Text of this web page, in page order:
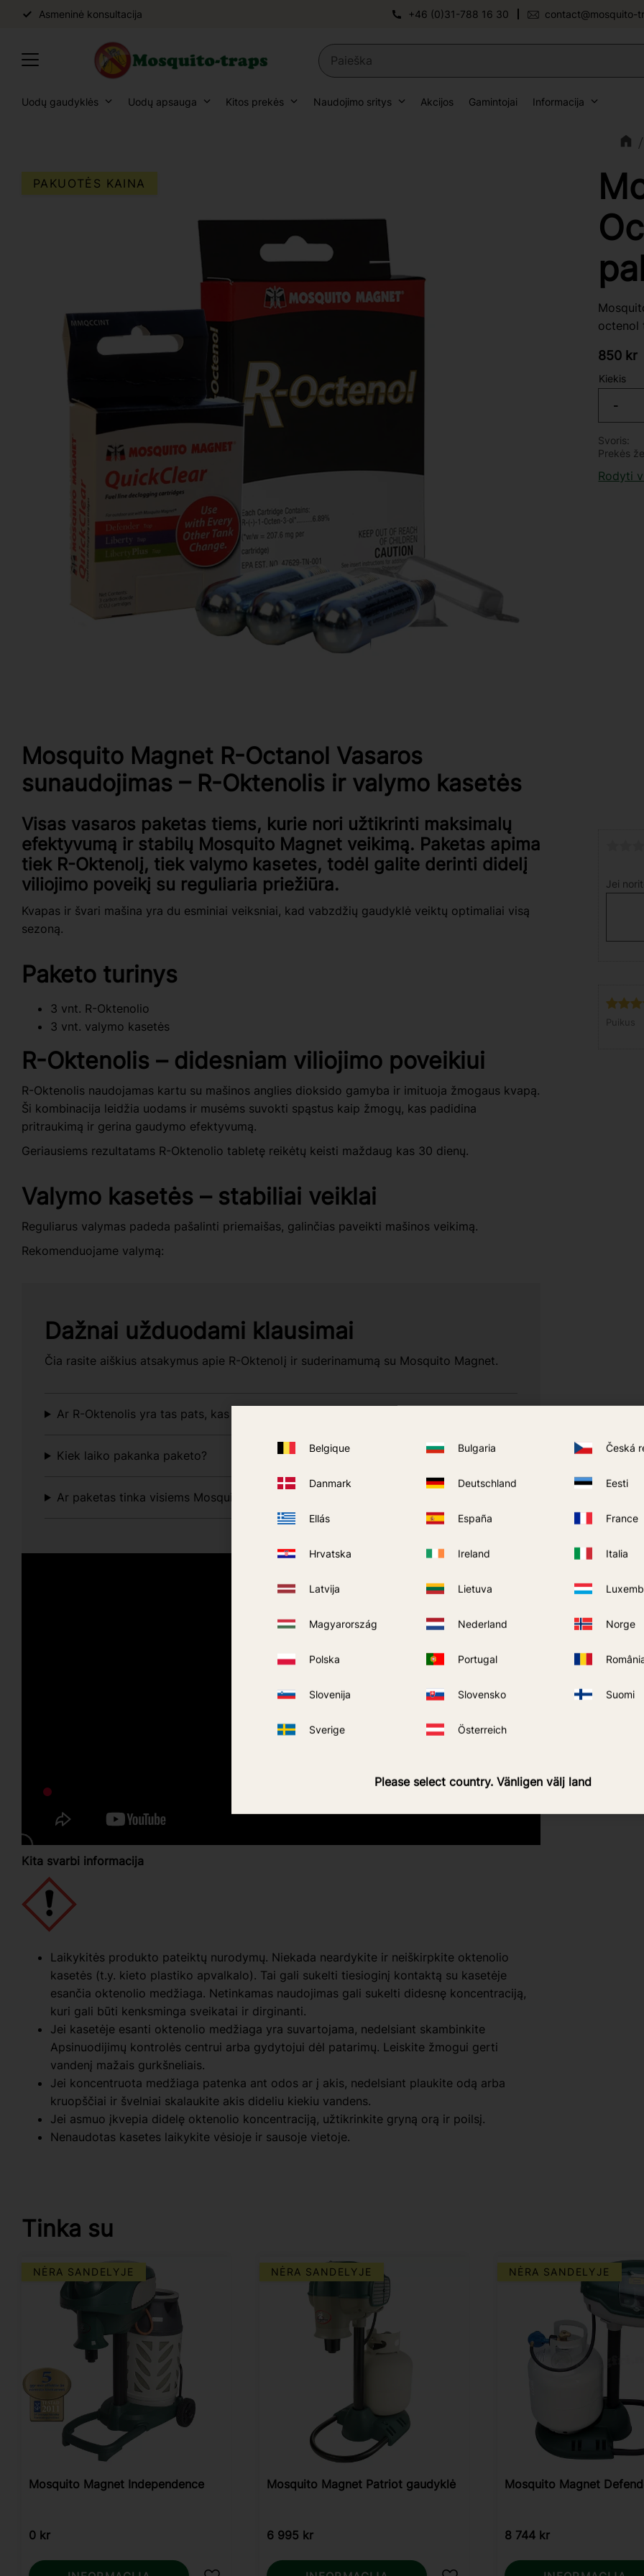
Asmeninė konsultacija +46 (0)31-788 16 30 contact@mosquito-
Belgique Bulgaria Česká
Danmark Deutschland Eesti
Ellás España France
Hrvatska Ireland Italia
Latvija Lietuva
Magyarország Nederland Norge
Polska Portugal
Slovenija Slovensko Suomi
Sverige Österreich
Please select country. Vänligen välj land
Uodų gaudyklės Uodų apsauga Kitos prekės Naudojimo sritys Akcijos Gamintojai Informacija
PAKUOTĖS KAINA
octenol
850 kr
Kiekis
-
Svoris
Prekės
Rodyti
Mosquito Magnet R-Octanol Vasaros
sunaudojimas – R-Oktenolis ir valymo kasetės
Visas vasaros paketas tiems, kurie nori užtikrinti maksimalų
efektyvumą ir stabilų Mosquito Magnet veikimą. Paketas apima
tiek R-Oktenolį, tiek valymo kasetes, todėl galite derinti didelį
viliojimo poveikį su reguliaria priežiūra.
Kvapas ir švari mašina yra du esminiai veiksniai, kad vabzdžių gaudyklė veiktų optimaliai visą
sezoną.
Paketo turinys
3 vnt. R-Oktenolio
3 vnt. valymo kasetės
R-Oktenolis – didesniam viliojimo poveikiui
R-Oktenolis naudojamas kartu su mašinos anglies dioksido gamyba ir imituoja žmogaus kvapą.
Ši kombinacija leidžia uodams ir musėms suvokti spąstus kaip žmogų, kas padidina
pritraukimą ir gerina gaudymo efektyvumą.
Geriausiems rezultatams R-Oktenolio tabletę reikėtų keisti maždaug kas 30 dienų.
Valymo kasetės – stabiliai veiklai
Reguliarus valymas padeda pašalinti priemaišas, galinčias paveikti mašinos veikimą.
Rekomenduojame valymą:
Dažnai užduodami klausimai
Čia rasite aiškius atsakymus apie R-Oktenolį ir suderinamumą su Mosquito Magnet.
Ar R-Oktenolis yra tas pats, kas Oktanolis?
Kiek laiko pakanka paketo?
Ar paketas tinka visiems Mosquito Magnet modeliams?
Kita svarbi informacija
Laikykitės produkto pateiktų nurodymų. Niekada neardykite ir neiškirpkite oktenolio
kasetės (t.y. kieto plastiko apvalkalo). Tai gali sukelti tiesioginį kontaktą su kasetėje
esančia oktenolio medžiaga. Netinkamas naudojimas gali sukelti didesnę koncentraciją,
kuri gali būti kenksminga sveikatai ir dirginanti.
Jei kasetėje esanti oktenolio medžiaga yra suvartojama, nedelsiant skambinkite
Apsinuodijimų kontrolės centrui arba gydytojui dėl patarimų. Leiskite žmogui gerti
vandenį mažais gurkšneliais.
Jei koncentruota medžiaga patenka ant odos ar į akis, nedelsiant plaukite odą arba
kruopščiai ir švelniai skalaukite akis dideliu kiekiu vandens.
Jei asmuo įkvepia didelę oktenolio koncentraciją, užtikrinkite gryną orą ir poilsį.
Nenaudotas kasetes laikykite vėsioje ir sausoje vietoje.
Jei
Puikus
Tinka su
Mosquito Magnet Independence
0 kr
NĖRA SANDELYJE
Mosquito Magnet Patriot gaudyklė
6 995 kr
NĖRA SANDELYJE
Mosquito Magnet
8 744 kr
NĖRA SANDELYJE